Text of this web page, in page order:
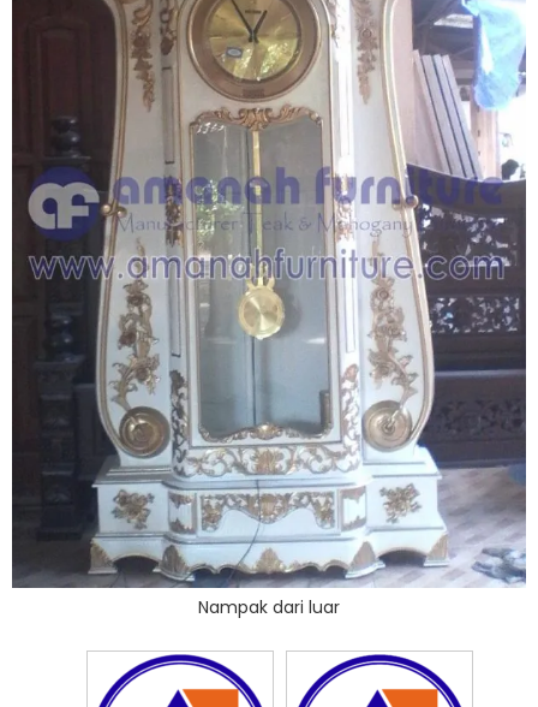
Nampak dari luar